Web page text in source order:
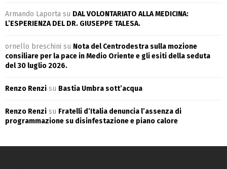
Armando Laporta su DAL VOLONTARIATO ALLA MEDICINA:
L’ESPERIENZA DEL DR. GIUSEPPE TALESA.
ornello breschini su Nota del Centrodestra sulla mozione
consiliare per la pace in Medio Oriente e gli esiti della seduta
del 30 luglio 2026.
Renzo Renzi su Bastia Umbra sott’acqua
Renzo Renzi su Fratelli d’Italia denuncia l’assenza di
programmazione su disinfestazione e piano calore